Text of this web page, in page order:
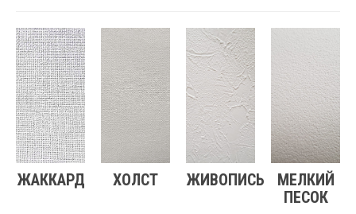
ЖАККАРД ХОЛСТ ЖИВОПИСЬ
МЕЛКИЙ
ПЕСОК